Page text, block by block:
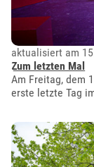
aktualisiert am
Zum letzten Mal
Am Freitag, dem
erste letzte Tag